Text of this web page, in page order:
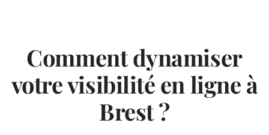
Comment dynamiser
votre visibilité en ligne à
Brest ?